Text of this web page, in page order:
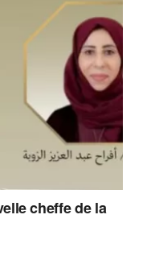
cheffe de la